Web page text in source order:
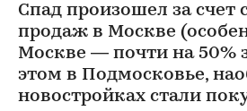
Спад произошел за счет
продаж в Москве
Москве — почти на 50%
этом в Подмосковье,
новостройках стали